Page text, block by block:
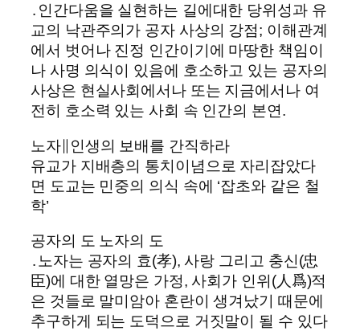
․인간다움을 실현하는 길에대한 당위성과 유
교의 낙관주의가 공자 사상의 강점; 이해관계
에서 벗어나 진정 인간이기에 마땅한 책임이
나 사명 의식이 있음에 호소하고 있는 공자의
사상은 현실사회에서나 또는 지금에서나 여
전히 호소력 있는 사회 속 인간의 본연.
노자∥인생의 보배를 간직하라
유교가 지배층의 통치이념으로 자리잡았다
면 도교는 민중의 의식 속에 ‘잡초와 같은 철
학’
공자의 도 노자의 도
․노자는 공자의 효(孝), 사랑 그리고 충신(忠
臣)에 대한 열망은 가정, 사회가 인위(人爲)적
은 것들로 말미암아 혼란이 생겨났기 때문에
추구하게 되는 도덕으로 거짓말이 될 수 있다